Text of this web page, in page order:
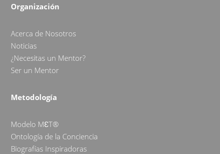
Organización
Acerca de Nosotros
Noticias
¿Necesitas un Mentor?
Ser un Mentor
Metodología
Modelo MƐT®
Ontología de la Conciencia
Biografías Inspiradoras